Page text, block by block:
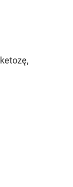
ketozę,